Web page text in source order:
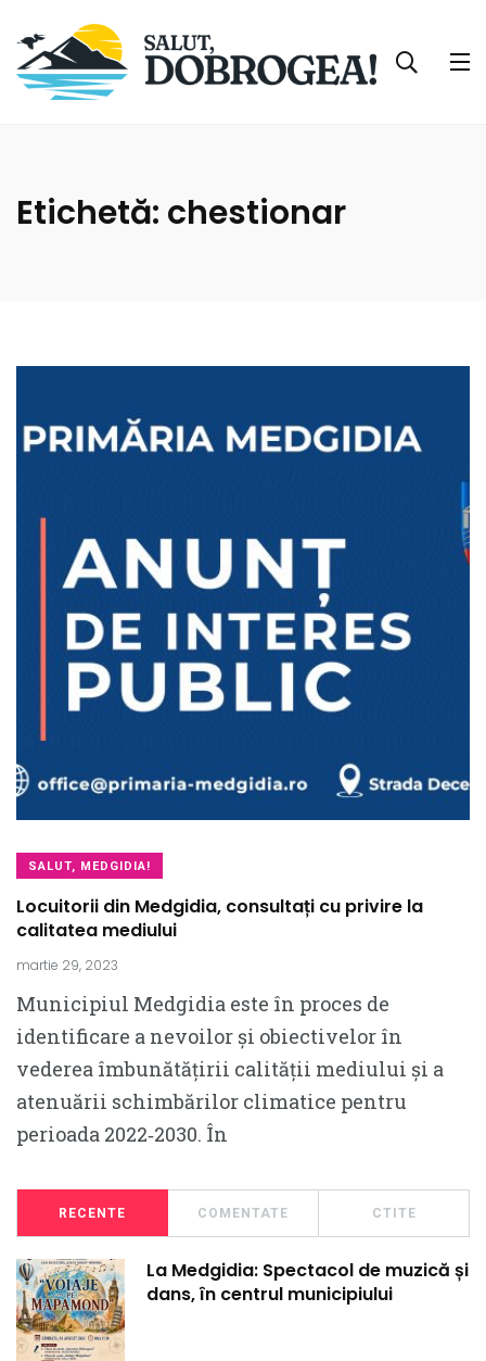
Etichetă: chestionar
SALUT, MEDGIDIA!
Locuitorii din Medgidia, consultați cu privire la
calitatea mediului
martie 29, 2023
Municipiul Medgidia este în proces de
identificare a nevoilor și obiectivelor în
vederea îmbunătățirii calității mediului și a
atenuării schimbărilor climatice pentru
perioada 2022‐2030. În
RECENTE COMENTATE CTITE
La Medgidia: Spectacol de muzică și
dans, în centrul municipiului